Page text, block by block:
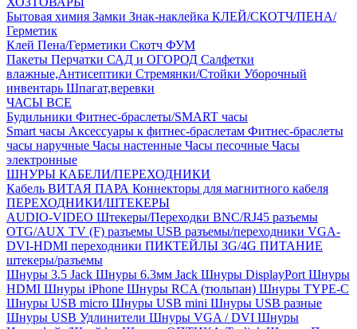
Бытовая химия Замки Знак-наклейка КЛЕЙ/СКОТЧ/ПЕНА/
Герметик
Клей Пена/Герметики Скотч ФУМ
Пакеты Перчатки САД и ОГОРОД Салфетки
влажные,Антисептики Стремянки/Стойки Уборочный
инвентарь Шпагат,веревки
ЧАСЫ ВСЕ
Будильники Фитнес-браслеты/SMART часы
Smart часы Аксессуары к фитнес-браслетам Фитнес-браслеты
часы наручные Часы настенные Часы песочные Часы
электронные
ШНУРЫ КАБЕЛИ/ПЕРЕХОДНИКИ
Кабель ВИТАЯ ПАРА Коннекторы для магнитного кабеля
ПЕРЕХОДНИКИ/ШТЕКЕРЫ
AUDIO-VIDEO Штекеры/Переходки BNC/RJ45 разъемы
OTG/AUX TV (F) разъемы USB разъемы/переходники VGA-
DVI-HDMI переходники ПИКТЕЙЛЫ 3G/4G ПИТАНИЕ
штекеры/разъемы
Шнуры 3.5 Jack Шнуры 6.3мм Jack Шнуры DisplayPort Шнуры
HDMI Шнуры iPhone Шнуры RCA (тюльпан) Шнуры TYPE-C
Шнуры USB micro Шнуры USB mini Шнуры USB разные
Шнуры USB Удлинители Шнуры VGA / DVI Шнуры